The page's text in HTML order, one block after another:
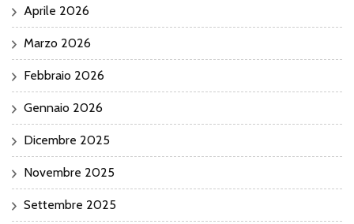
Aprile 2026
Marzo 2026
Febbraio 2026
Gennaio 2026
Dicembre 2025
Novembre 2025
Settembre 2025